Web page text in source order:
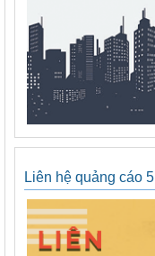
Liên hệ quảng cáo 5